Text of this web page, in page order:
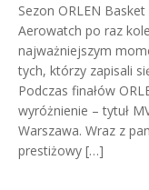
Sezon ORLEN
Aerowatch po raz
najważniejszym
tych, którzy zapisali
Podczas finałów
wyróżnienie – tytuł
Warszawa. Wraz z
prestiżowy […]